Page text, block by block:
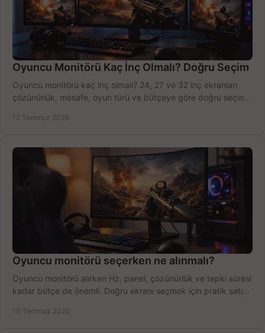
Oyuncu Monitörü Kaç İnç Olmalı? Doğru Seçim
Oyuncu monitörü kaç inç olmalı? 24, 27 ve 32 inç ekranları
çözünürlük, mesafe, oyun türü ve bütçeye göre doğru seçin,
12 Temmuz 2026
Oyuncu monitörü seçerken ne alınmalı?
Oyuncu monitörü alırken Hz, panel, çözünürlük ve tepki süresi
kadar bütçe de önemli. Doğru ekranı seçmek için pratik satın
10 Temmuz 2026